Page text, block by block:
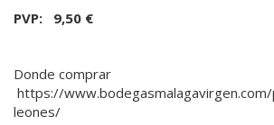
PVP: 9,50 €
Donde comprar
https://
leones/